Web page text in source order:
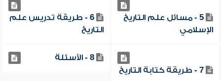
5 - مسائل علم التاريخ
الإسلامي
6 - طريقة تدريس علم
التاريخ
7 - طريقة كتابة التاريخ
8 - الأسئلة